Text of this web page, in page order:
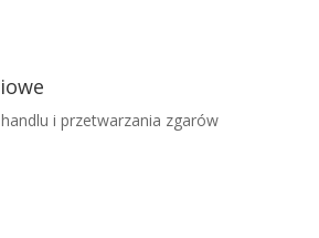
i przetwarzania zgarów